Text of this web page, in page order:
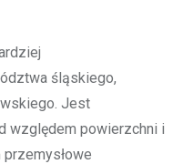
śląskiego,
Jest
względem powierzchni i